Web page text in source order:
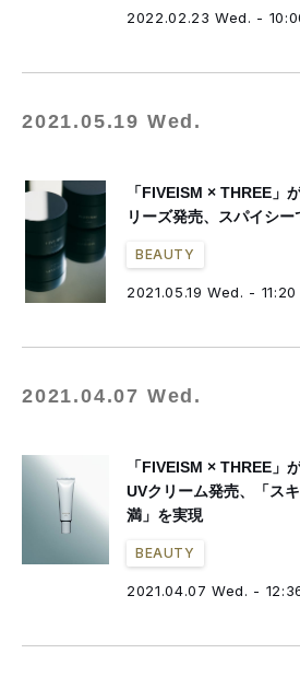
2022.02.23 Wed. -
2021.05.19 Wed.
「FIVEISM × THREE」
リーズ発売、スパイシ
BEAUTY
2021.05.19 Wed. - 11:20
2021.04.07 Wed.
「FIVEISM × THREE」
UVクリーム発売、「ス
満」を実現
BEAUTY
2021.04.07 Wed. -